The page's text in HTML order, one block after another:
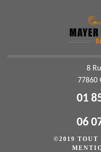
8
77860
01
06
©2019 TOUT